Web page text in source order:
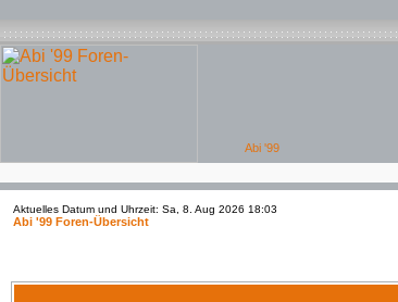
Aktuelles Datum und Uhrzeit: Sa, 8. Aug 2026 18:03
Abi '99 Foren-Übersicht